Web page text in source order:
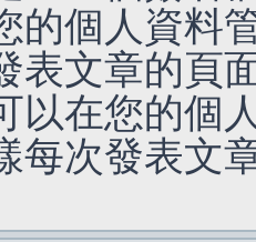
的個人資料
表文章的頁
以在您的個
每次發表文